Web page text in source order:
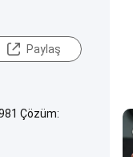
Paylaş
Çözüm: